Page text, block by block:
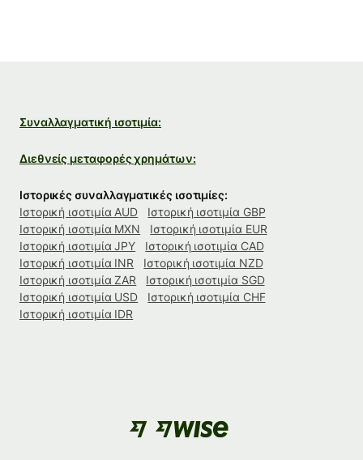
Συναλλαγματική ισοτιμία:
Διεθνείς μεταφορές χρημάτων:
Ιστορικές συναλλαγματικές ισοτιμίες:
Ιστορική ισοτιμία AUD
Ιστορική ισοτιμία GBP
Ιστορική ισοτιμία MXN
Ιστορική ισοτιμία EUR
Ιστορική ισοτιμία JPY
Ιστορική ισοτιμία CAD
Ιστορική ισοτιμία INR
Ιστορική ισοτιμία NZD
Ιστορική ισοτιμία ZAR
Ιστορική ισοτιμία SGD
Ιστορική ισοτιμία USD
Ιστορική ισοτιμία CHF
Ιστορική ισοτιμία IDR